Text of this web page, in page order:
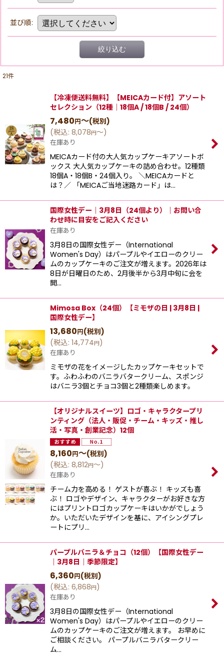
並び順:
絞り込む
21件
【冷凍便送料無料】【MEICAカード付】アソート
セレクション（12種｜18個A / 18個B / 24個）
7,480円～(税別)
(税込: 8,078円～)
在庫あり
MEICAカード付の大人気カップケーキアソートボ
ックス 大人気カップケーキの詰め合わせ。12種類
18個A・18個B・24個入り。 ＼MEICAカードと
は？／ 「MEICAご当地迷路カード」は…
国際女性デー｜3月8日（24個より）｜お問い合
わせ時に目安をご記入ください
在庫あり
3月8日の国際女性デー（International
Women's Day）はパープルやイエローのクリー
ムのカップケーキのご注文が増えます。2026年は
8日が日曜日のため、2月後半から3月中旬に会を
開…
Mimosa Box（24個）【ミモザの日 | 3月8日 |
国際女性デー】
13,680円(税別)
(税込: 14,774円)
在庫あり
ミモザの花をイメージしたカップケーキセットで
す。ふわふわのバニラバタークリーム、スポンジ
はバニラ3個とチョコ3個と2種類楽しめます。
【オリジナルスイーツ】ロゴ・キャラクタープリ
ンティング（法人・販促・チーム・キッズ・推し
活・写真・創業記念）12個
8,160円～(税別)
(税込: 8,812円～)
在庫あり
チーム力を高める！ ゲストが喜ぶ！ キッズも喜
ぶ！ ロゴやデザイン、キャラクターがお好きな方
にはプリントロゴカップケーキはいかがでしょう
か。いただいたデザインを基に、アイシングプレ
ートにプリ…
パープルバニラ＆チョコ（12個）【国際女性デー
｜3月8日｜季節限定】
6,360円(税別)
(税込: 6,868円)
在庫あり
3月8日の国際女性デー（International
Women's Day）はパープルやイエローのクリー
ムのカップケーキのご注文が増えます。 お早めに
ご相談ください。 パープルバニラバタークリー
ム…